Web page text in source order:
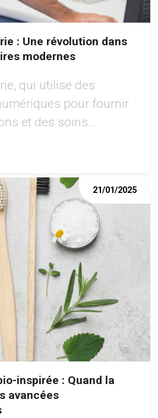
: Une révolution dans
modernes
qui utilise des
pour fournir
et des soins
inspirée : Quand la
avancées
21/01/2025